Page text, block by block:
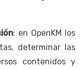
: en OpenKM los
determinar las
contenidos y